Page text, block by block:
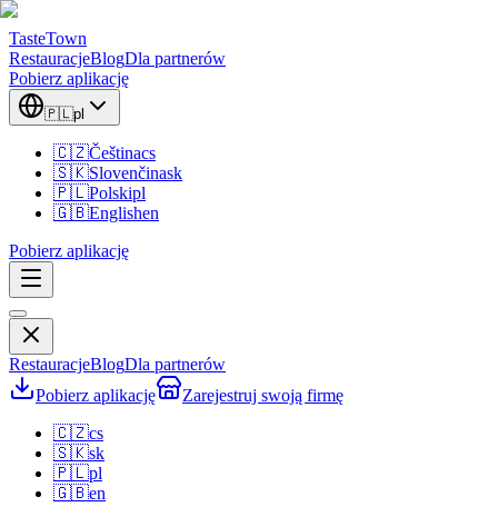
TasteTown
RestauracjeBlogDla partnerów
Pobierz aplikację
🇵🇱pl
🇨🇿Češtinacs
🇸🇰Slovenčinask
🇵🇱Polskipl
🇬🇧Englishen
Pobierz aplikację
RestauracjeBlogDla partnerów
Pobierz aplikację
Zarejestruj swoją firmę
🇨🇿cs
🇸🇰sk
🇵🇱pl
🇬🇧en